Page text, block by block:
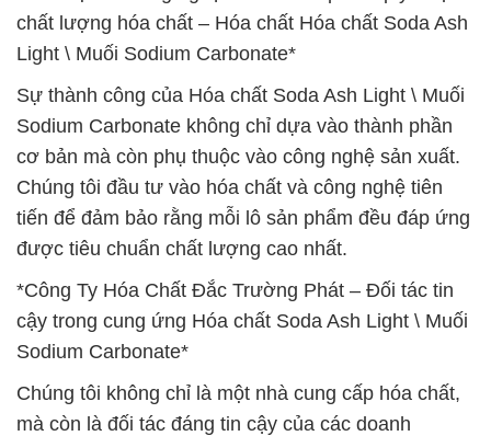
chất lượng hóa chất – Hóa chất Hóa chất Soda Ash
Light \ Muối Sodium Carbonate*
Sự thành công của Hóa chất Soda Ash Light \ Muối
Sodium Carbonate không chỉ dựa vào thành phần
cơ bản mà còn phụ thuộc vào công nghệ sản xuất.
Chúng tôi đầu tư vào hóa chất và công nghệ tiên
tiến để đảm bảo rằng mỗi lô sản phẩm đều đáp ứng
được tiêu chuẩn chất lượng cao nhất.
*Công Ty Hóa Chất Đắc Trường Phát – Đối tác tin
cậy trong cung ứng Hóa chất Soda Ash Light \ Muối
Sodium Carbonate*
Chúng tôi không chỉ là một nhà cung cấp hóa chất,
mà còn là đối tác đáng tin cậy của các doanh